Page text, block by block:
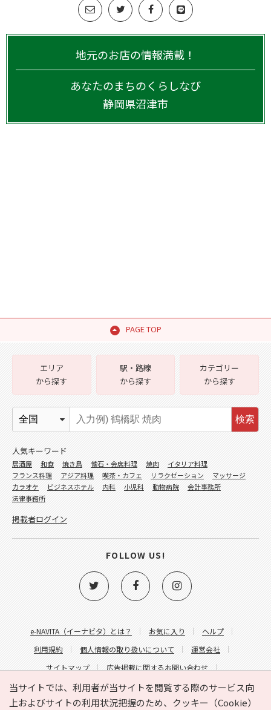
地元のお店の情報満載！
あなたのまちのくらしなび
静岡県沼津市
PAGE TOP
当サイトでは、利用者が当サイトを閲覧する際のサービス向
上およびサイトの利用状況把握のため、クッキー（Cookie）
e-NAVITA（イーナビタ）とは？ お気に入り
ヘルプ
利用規約
個人情報の取り扱いについて
運営会社
サイトマップ
広告掲載に関するお問い合わせ
サイトの内容に関するお問い合わせ
エリア
から探す
駅・路線
から探す
カテゴリー
から探す
検索
人気キーワード
居酒屋 和食 焼き鳥 懐石・会席料理 焼肉
イタリア料理
フランス料理
アジア料理 喫茶・カフェ リラクゼーション
マッサージ
カラオケ
ビジネスホテル 内科 小児科 動物病院
会計事務所
法律事務所
掲載者ログイン
FOLLOW US!